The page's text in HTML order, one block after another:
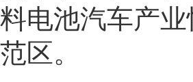
料电池汽车产
范区。